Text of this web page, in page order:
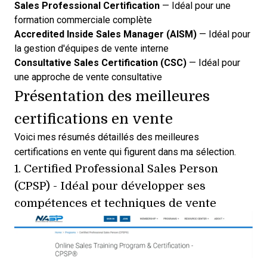
Sales Professional Certification — Idéal pour une
formation commerciale complète
Accredited Inside Sales Manager (AISM) — Idéal pour
la gestion d'équipes de vente interne
Consultative Sales Certification (CSC) — Idéal pour
une approche de vente consultative
Présentation des meilleures
certifications en vente
Voici mes résumés détaillés des meilleures
certifications en vente qui figurent dans ma sélection.
1. Certified Professional Sales Person
(CPSP) - Idéal pour développer ses
compétences et techniques de vente